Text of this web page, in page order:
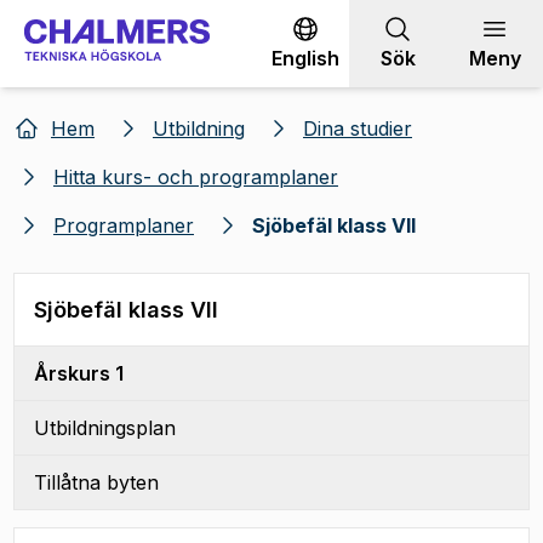
Gå till innehållet
English Sök Meny
Hem Utbildning
Dina studier
Hitta kurs- och programplaner
Programplaner
Sjöbefäl klass VII
Sjöbefäl klass VII
Årskurs 1
Utbildningsplan
Tillåtna byten